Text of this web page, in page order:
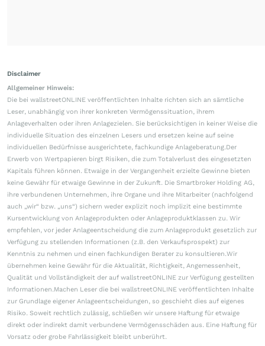
Disclaimer
Allgemeiner Hinweis:
Die bei wallstreetONLINE veröffentlichten Inhalte richten sich an sämtliche
Leser, unabhängig von ihrer konkreten Vermögenssituation, ihrem
Anlageverhalten oder ihren Anlagezielen. Sie berücksichtigen in keiner Weise die
individuelle Situation des einzelnen Lesers und ersetzen keine auf seine
individuellen Bedürfnisse ausgerichtete, fachkundige Anlageberatung.Der
Erwerb von Wertpapieren birgt Risiken, die zum Totalverlust des eingesetzten
Kapitals führen können. Etwaige in der Vergangenheit erzielte Gewinne bieten
keine Gewähr für etwaige Gewinne in der Zukunft. Die Smartbroker Holding AG,
ihre verbundenen Unternehmen, ihre Organe und ihre Mitarbeiter (nachfolgend
auch „wir“ bzw. „uns“) sichern weder explizit noch implizit eine bestimmte
Kursentwicklung von Anlageprodukten oder Anlageproduktklassen zu. Wir
empfehlen, vor jeder Anlageentscheidung die zum Anlageprodukt gesetzlich zur
Verfügung zu stellenden Informationen (z.B. den Verkaufsprospekt) zur
Kenntnis zu nehmen und einen fachkundigen Berater zu konsultieren.Wir
übernehmen keine Gewähr für die Aktualität, Richtigkeit, Angemessenheit,
Qualität und Vollständigkeit der auf wallstreetONLINE zur Verfügung gestellten
Informationen.Machen Leser die bei wallstreetONLINE veröffentlichten Inhalte
zur Grundlage eigener Anlageentscheidungen, so geschieht dies auf eigenes
Risiko. Soweit rechtlich zulässig, schließen wir unsere Haftung für etwaige
direkt oder indirekt damit verbundene Vermögensschäden aus. Eine Haftung für
Vorsatz oder grobe Fahrlässigkeit bleibt unberührt.